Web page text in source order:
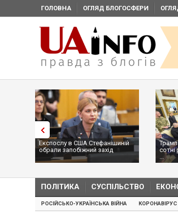
ГОЛОВНА ОГЛЯД БЛОГОСФЕРИ
Експослу в США Стефанішиній
обрали запобіжний захід
Трамп
...
ПОЛІТИКА СУСПІЛЬСТВО
РОСІЙСЬКО-УКРАЇНСЬКА ВІЙНА КОРОНАВІРУС